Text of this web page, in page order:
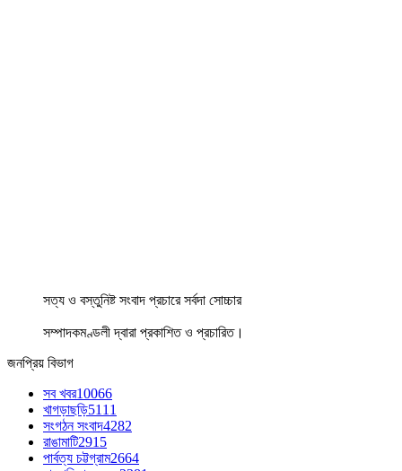
সত্য ও বস্তুনিষ্ট সংবাদ প্রচারে সর্বদা সোচ্চার
সম্পাদকমণ্ডলী দ্বারা প্রকাশিত ও প্রচারিত।
জনপ্রিয় বিভাগ
সব খবর10066
খাগড়াছড়ি5111
সংগঠন সংবাদ4282
রাঙামাটি2915
পার্বত্য চট্টগ্রাম2664